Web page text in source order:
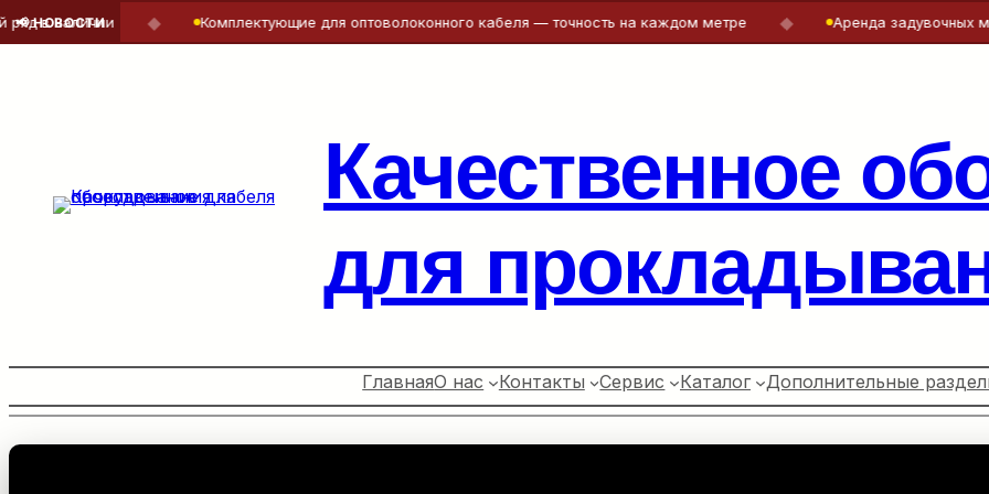
Качественное
для
ГлавнаяО нас Контакты Сервис Каталог Дополнительные
📢 НОВОСТИ
наличии ◆ Комплектующие для оптоволоконного кабеля — точность на каждом метре ◆ Аренда задувочных машин